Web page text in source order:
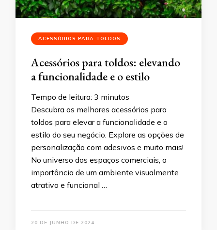
ACESSÓRIOS PARA TOLDOS
Acessórios para toldos: elevando
a funcionalidade e o estilo
Tempo de leitura: 3 minutos
Descubra os melhores acessórios para
toldos para elevar a funcionalidade e o
estilo do seu negócio. Explore as opções de
personalização com adesivos e muito mais!
No universo dos espaços comerciais, a
importância de um ambiente visualmente
atrativo e funcional …
20 DE JUNHO DE 2024